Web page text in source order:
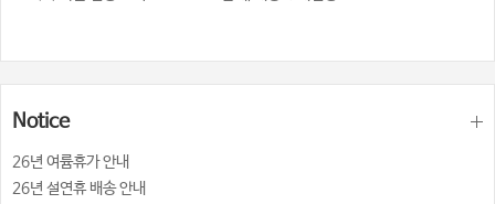
Notice
26년 여륨휴가 안내
26년 설연휴 배송 안내